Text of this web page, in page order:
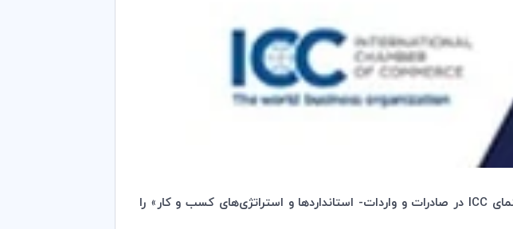
ICC در صادرات و واردات- استانداردها و استراتژی‌های کسب و کار‌» را